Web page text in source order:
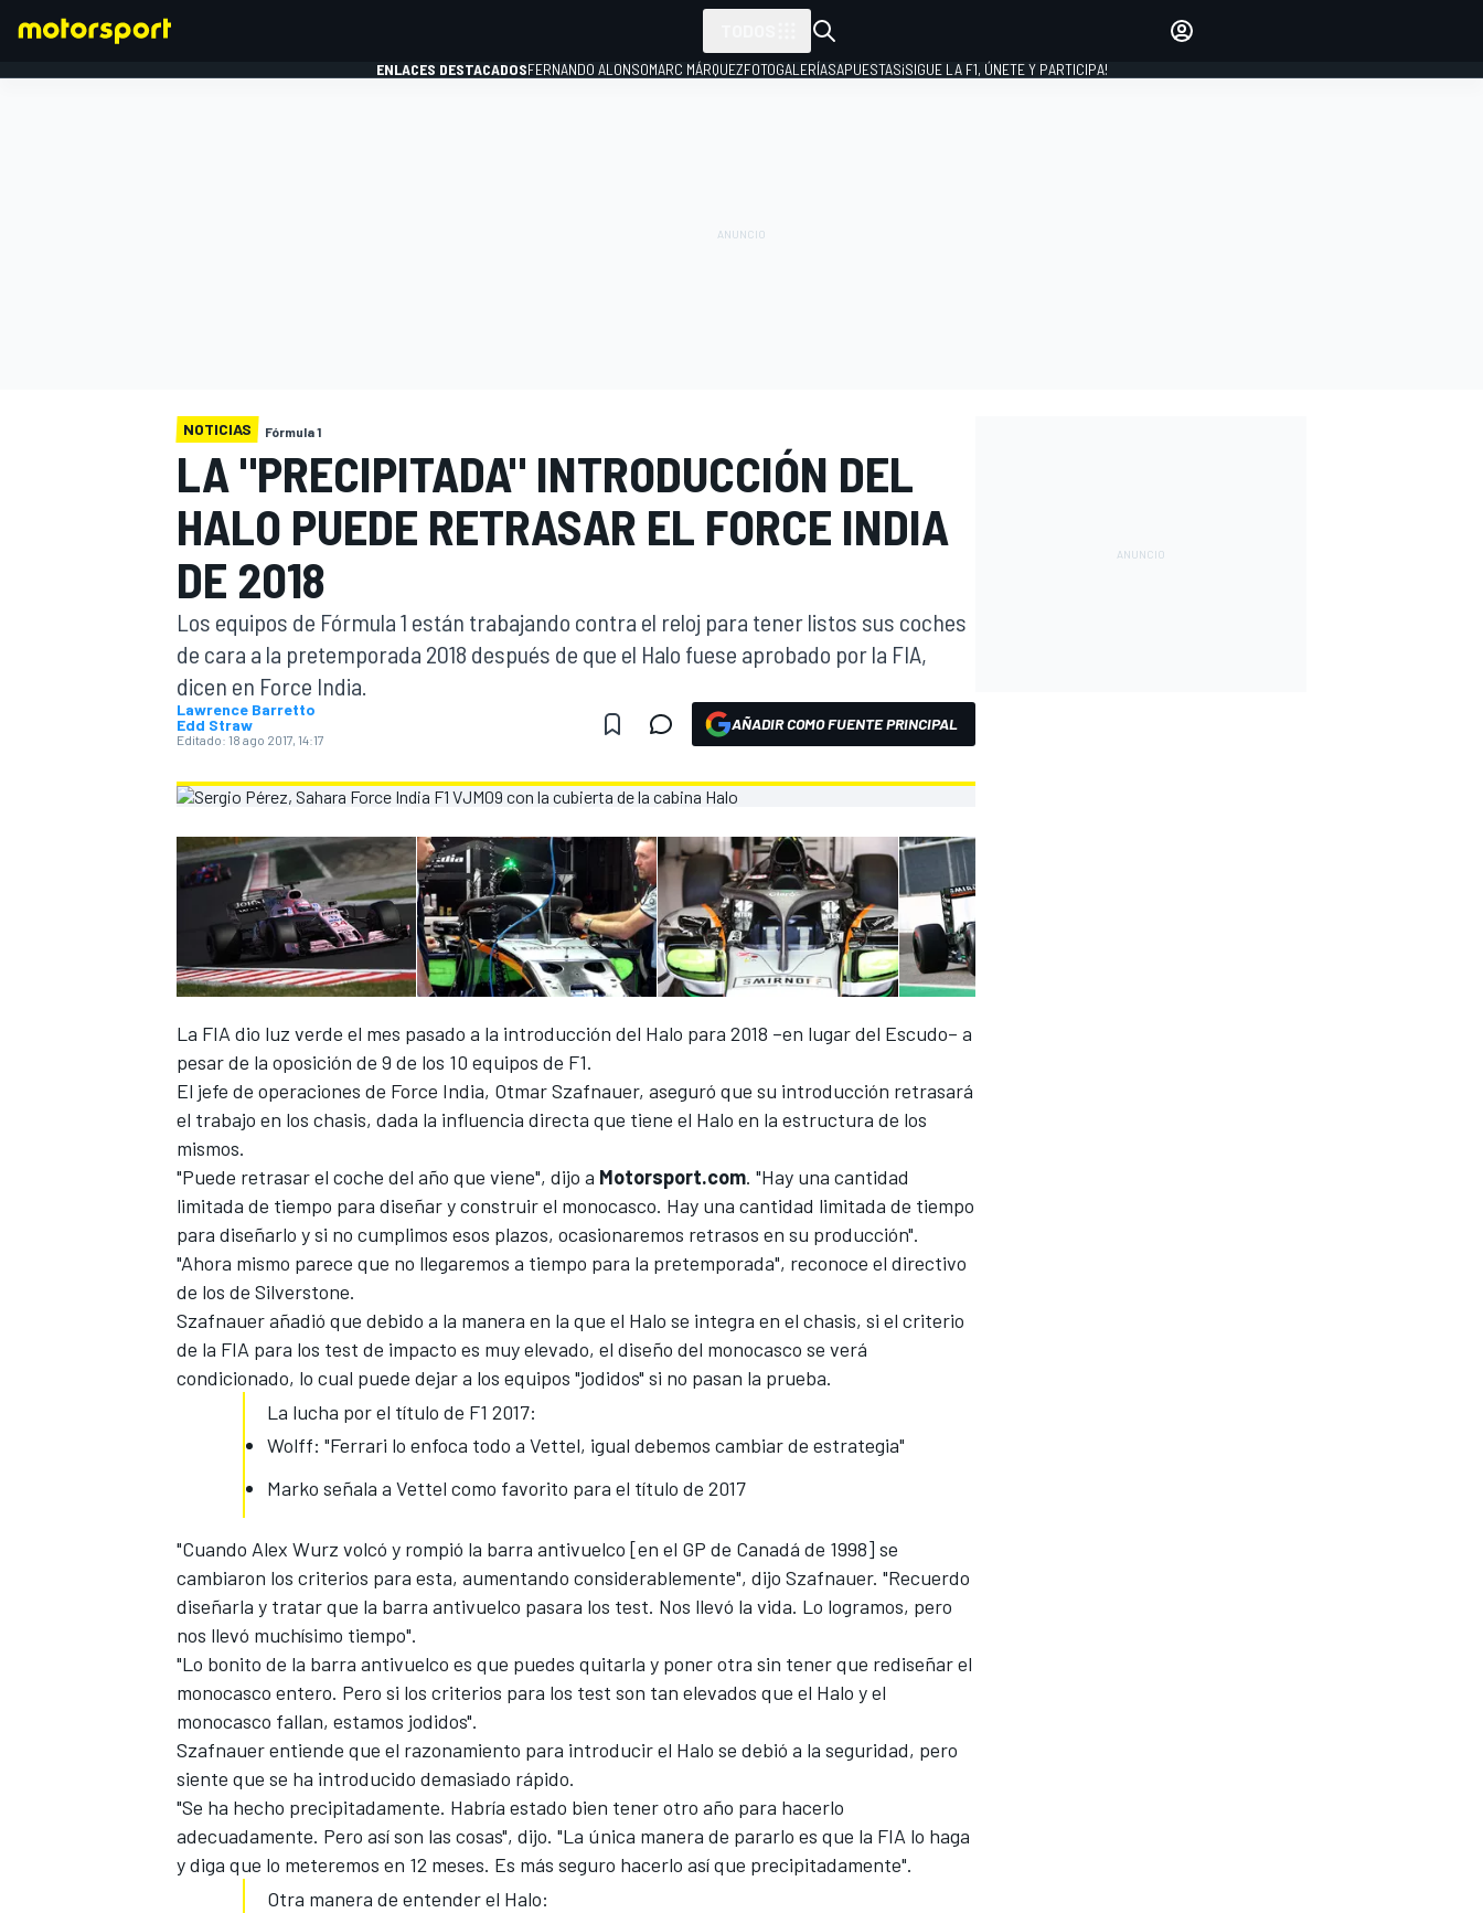
WEC FÓRMULA E
ENLACES DESTACADOSFERNANDO ALONSOMARC MÁRQUEZFOTOGALERÍASAPUESTAS¡SIGUE LA F1, ÚNETE Y PARTICIPA!
NOTICIAS Fórmula 1
LA "PRECIPITADA" INTRODUCCIÓN DEL
HALO PUEDE RETRASAR EL FORCE INDIA
DE 2018
Los equipos de Fórmula 1 están trabajando contra el reloj para tener listos sus coches
de cara a la pretemporada 2018 después de que el Halo fuese aprobado por la FIA,
dicen en Force India.
Lawrence Barretto
Edd Straw
Editado: 18 ago 2017, 14:17
AÑADIR COMO FUENTE PRINCIPAL
La FIA dio luz verde el mes pasado a la introducción del Halo para 2018 –en lugar del Escudo– a
pesar de la oposición de 9 de los 10 equipos de F1.
El jefe de operaciones de Force India, Otmar Szafnauer, aseguró que su introducción retrasará
el trabajo en los chasis, dada la influencia directa que tiene el Halo en la estructura de los
mismos.
"Puede retrasar el coche del año que viene", dijo a Motorsport.com. "Hay una cantidad
limitada de tiempo para diseñar y construir el monocasco. Hay una cantidad limitada de tiempo
para diseñarlo y si no cumplimos esos plazos, ocasionaremos retrasos en su producción".
"Ahora mismo parece que no llegaremos a tiempo para la pretemporada", reconoce el directivo
de los de Silverstone.
Szafnauer añadió que debido a la manera en la que el Halo se integra en el chasis, si el criterio
de la FIA para los test de impacto es muy elevado, el diseño del monocasco se verá
condicionado, lo cual puede dejar a los equipos "jodidos" si no pasan la prueba.
La lucha por el título de F1 2017:
Wolff: "Ferrari lo enfoca todo a Vettel, igual debemos cambiar de estrategia"
Marko señala a Vettel como favorito para el título de 2017
"Cuando Alex Wurz volcó y rompió la barra antivuelco [en el GP de Canadá de 1998] se
cambiaron los criterios para esta, aumentando considerablemente", dijo Szafnauer. "Recuerdo
diseñarla y tratar que la barra antivuelco pasara los test. Nos llevó la vida. Lo logramos, pero
nos llevó muchísimo tiempo".
"Lo bonito de la barra antivuelco es que puedes quitarla y poner otra sin tener que rediseñar el
monocasco entero. Pero si los criterios para los test son tan elevados que el Halo y el
monocasco fallan, estamos jodidos".
Szafnauer entiende que el razonamiento para introducir el Halo se debió a la seguridad, pero
siente que se ha introducido demasiado rápido.
"Se ha hecho precipitadamente. Habría estado bien tener otro año para hacerlo
adecuadamente. Pero así son las cosas", dijo. "La única manera de pararlo es que la FIA lo haga
y diga que lo meteremos en 12 meses. Es más seguro hacerlo así que precipitadamente".
Otra manera de entender el Halo: